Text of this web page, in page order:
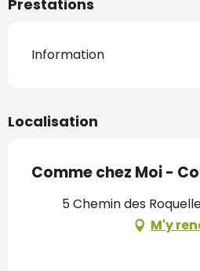
Prestations
Information
Localisation
Comme chez Moi -
5 Chemin des
M'y